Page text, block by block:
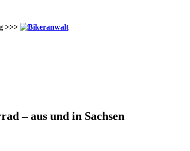
>>>
– aus und in Sachsen